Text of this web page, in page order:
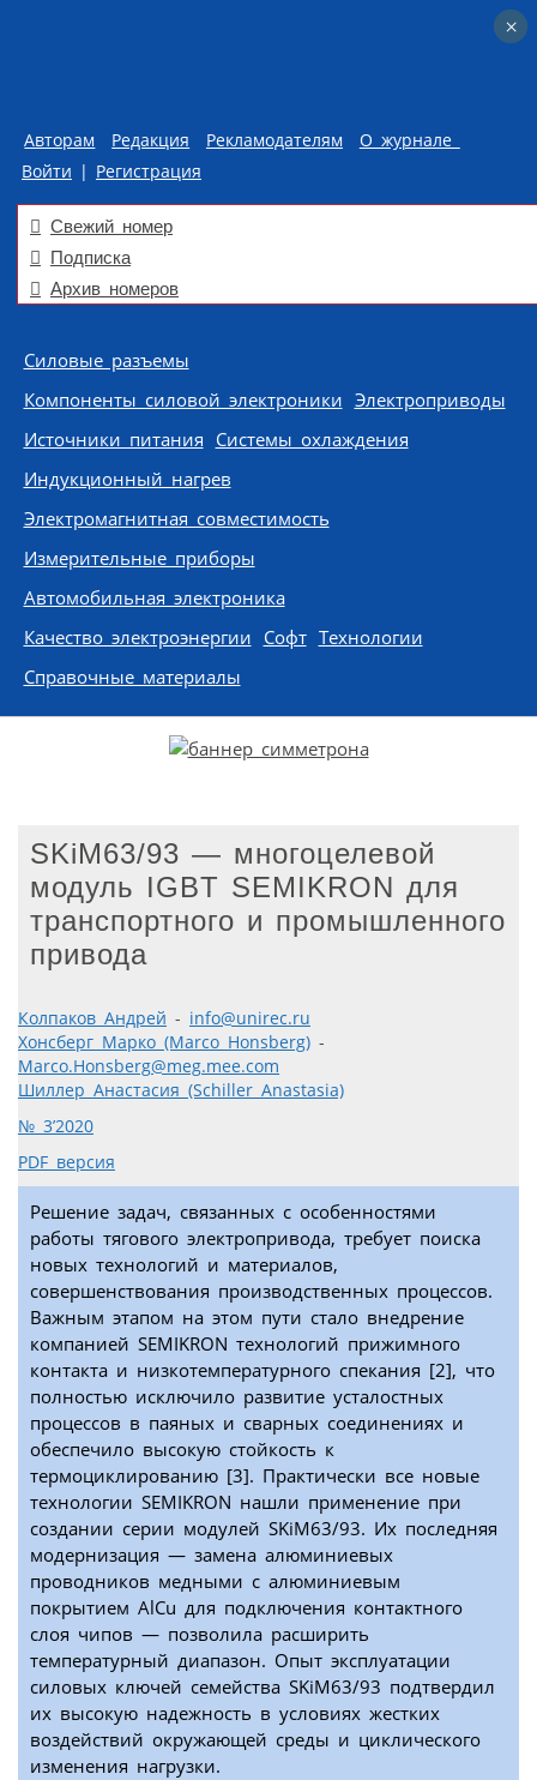
Авторам Редакция Рекламодателям
О журнале
Войти | Регистрация
Свежий номер
Подписка
Архив номеров
Skip to content
Силовые разъемы
Компоненты силовой электроники Электроприводы
Источники питания Системы охлаждения
Индукционный нагрев
Электромагнитная совместимость
Измерительные приборы
Автомобильная электроника
Качество электроэнергии Софт Технологии
Справочные материалы
SKiM63/93 — многоцелевой
модуль IGBT SEMIKRON для
транспортного и промышленного
привода
Колпаков Андрей - info@unirec.ru
Хонсберг Марко (Marco Honsberg) -
Marco.Honsberg@meg.mee.com
Шиллер Анастасия (Schiller Anastasia)
№ 3’2020
PDF версия
Решение задач, связанных с особенностями
работы тягового электропривода, требует поиска
новых технологий и материалов,
совершенствования производственных процессов.
Важным этапом на этом пути стало внедрение
компанией SEMIKRON технологий прижимного
контакта и низкотемпературного спекания [2], что
полностью исключило развитие усталостных
процессов в паяных и сварных соединениях и
обеспечило высокую стойкость к
термоциклированию [3]. Практически все новые
технологии SEMIKRON нашли применение при
создании серии модулей SKiM63/93. Их последняя
модернизация — замена алюминиевых
проводников медными с алюминиевым
покрытием AlCu для подключения контактного
слоя чипов — позволила расширить
температурный диапазон. Опыт эксплуатации
силовых ключей семейства SKiM63/93 подтвердил
их высокую надежность в условиях жестких
воздействий окружающей среды и циклического
изменения нагрузки.
×
×